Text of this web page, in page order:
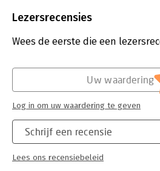
peuters en adolescenten waren
meedogenloze wijze de dood
vergeldingsacties, verbranding of
krijgen in dit boek een gezicht en
Uitgever:
Verschijningsdatum:
16-12-2024
Lezersrecensies
Wees de eerste die een
Schrijf een recensie
Lees ons recensiebeleid
Uw waardering
Log in om uw waardering te geven